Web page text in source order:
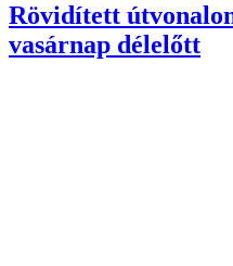
Rövidített
vasárnap délelőtt